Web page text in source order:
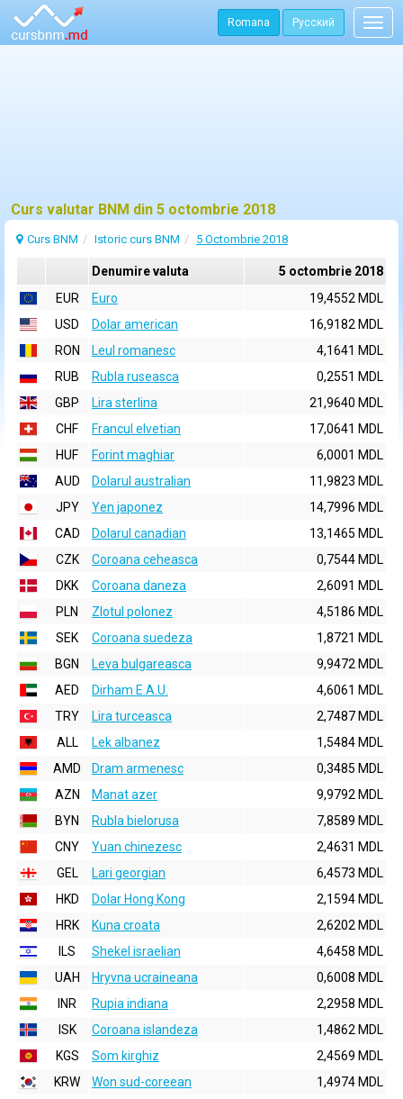
Romana Русский
Curs valutar BNM din 5 octombrie 2018
Curs BNM Istoric curs BNM 5 Octombrie 2018
Denumire valuta
5 octombrie 2018
EUR
Euro
19,4552 MDL
USD
Dolar american
16,9182 MDL
RON
Leul romanesc
4,1641 MDL
RUB
Rubla ruseasca
0,2551 MDL
GBP
Lira sterlina
21,9640 MDL
CHF
Francul elvetian
17,0641 MDL
HUF
Forint maghiar
6,0001 MDL
AUD
Dolarul australian
11,9823 MDL
JPY
Yen japonez
14,7996 MDL
CAD
Dolarul canadian
13,1465 MDL
CZK
Coroana ceheasca
0,7544 MDL
DKK
Coroana daneza
2,6091 MDL
PLN
Zlotul polonez
4,5186 MDL
SEK
Coroana suedeza
1,8721 MDL
BGN
Leva bulgareasca
9,9472 MDL
AED
Dirham E.A.U.
4,6061 MDL
TRY
Lira turceasca
2,7487 MDL
ALL
Lek albanez
1,5484 MDL
AMD
Dram armenesc
0,3485 MDL
AZN
Manat azer
9,9792 MDL
BYN
Rubla bielorusa
7,8589 MDL
CNY
Yuan chinezesc
2,4631 MDL
GEL
Lari georgian
6,4573 MDL
HKD
Dolar Hong Kong
2,1594 MDL
HRK
Kuna croata
2,6202 MDL
ILS
Shekel israelian
4,6458 MDL
UAH
Hryvna ucraineana
0,6008 MDL
INR
Rupia indiana
2,2958 MDL
ISK
Coroana islandeza
1,4862 MDL
KGS
Som kirghiz
2,4569 MDL
KRW
Won sud-coreean
1,4974 MDL